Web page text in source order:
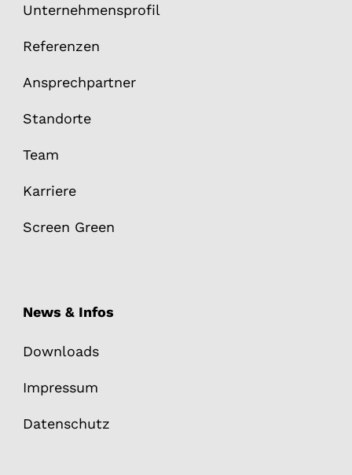
Unternehmensprofil
Referenzen
Ansprechpartner
Standorte
Team
Karriere
Screen Green
News & Infos
Downloads
Impressum
Datenschutz